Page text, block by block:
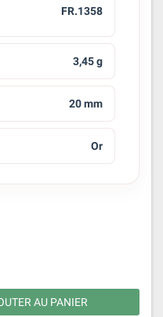
FR.1358
3,45 g
20 mm
Or
AU PANIER